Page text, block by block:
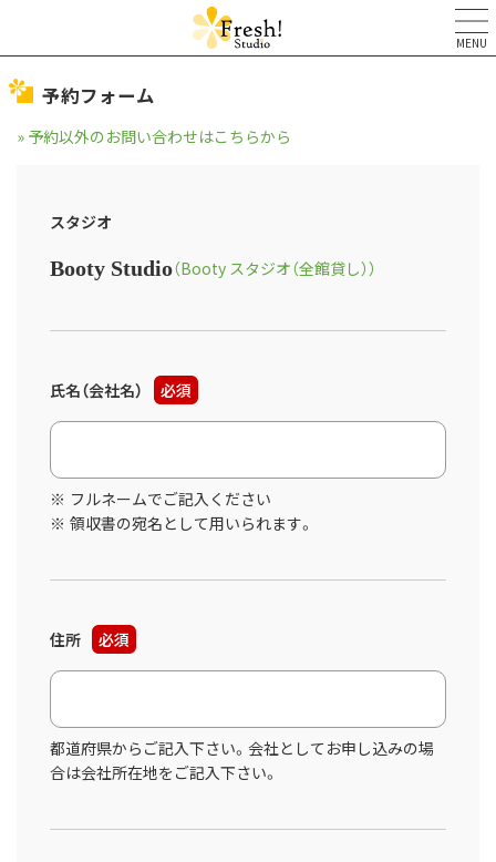
MENU
予約フォーム
» 予約以外のお問い合わせはこちらから
スタジオ
Booty Studio（Booty スタジオ（全館貸し））
氏名（会社名） 必須
フルネームでご記入ください
領収書の宛名として用いられます。
住所 必須
都道府県からご記入下さい。会社としてお申し込みの場
合は会社所在地をご記入下さい。